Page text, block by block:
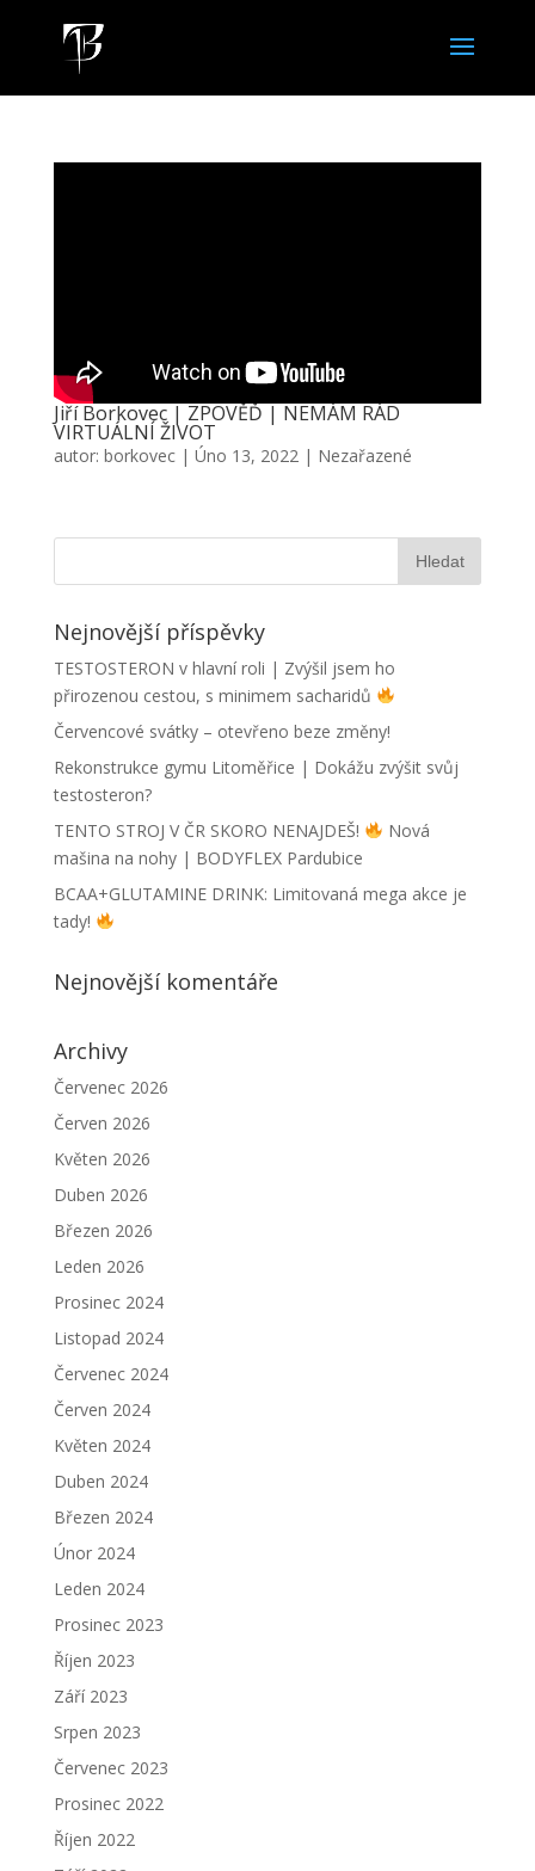
Jiří Borkovec | ZPOVĚĎ | NEMÁM RÁD
VIRTUÁLNÍ ŽIVOT
autor: borkovec| Úno 13, 2022 | Nezařazené
Nejnovější příspěvky
TESTOSTERON v hlavní roli | Zvýšil jsem ho
přirozenou cestou, s minimem sacharidů
Červencové svátky – otevřeno beze změny!
Rekonstrukce gymu Litoměřice | Dokážu zvýšit svůj
testosteron?
TENTO STROJ V ČR SKORO NENAJDEŠ!
Nová
mašina na nohy | BODYFLEX Pardubice
BCAA+GLUTAMINE DRINK: Limitovaná mega akce je
tady!
Nejnovější komentáře
Archivy
Červenec 2026
Červen 2026
Květen 2026
Duben 2026
Březen 2026
Leden 2026
Prosinec 2024
Listopad 2024
Červenec 2024
Červen 2024
Květen 2024
Duben 2024
Březen 2024
Únor 2024
Leden 2024
Prosinec 2023
Říjen 2023
Září 2023
Srpen 2023
Červenec 2023
Prosinec 2022
Říjen 2022